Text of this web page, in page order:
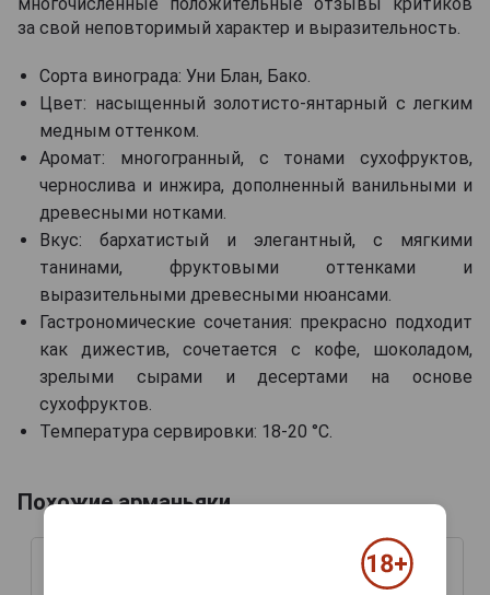
многочисленные положительные отзывы критиков
за свой неповторимый характер и выразительность.
Сорта винограда: Уни Блан, Бако.
Цвет: насыщенный золотисто-янтарный с легким
медным оттенком.
Аромат: многогранный, с тонами сухофруктов,
чернослива и инжира, дополненный ванильными и
древесными нотками.
Вкус: бархатистый и элегантный, с мягкими
танинами, фруктовыми оттенками и
выразительными древесными нюансами.
Гастрономические сочетания: прекрасно подходит
как дижестив, сочетается с кофе, шоколадом,
зрелыми сырами и десертами на основе
сухофруктов.
Температура сервировки: 18-20 °C.
Похожие арманьяки